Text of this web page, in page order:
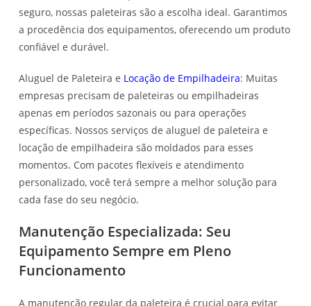
seguro, nossas paleteiras são a escolha ideal. Garantimos
a procedência dos equipamentos, oferecendo um produto
confiável e durável.
Aluguel de Paleteira e Locação de Empilhadeira: Muitas
empresas precisam de paleteiras ou empilhadeiras
apenas em períodos sazonais ou para operações
específicas. Nossos serviços de aluguel de paleteira e
locação de empilhadeira são moldados para esses
momentos. Com pacotes flexíveis e atendimento
personalizado, você terá sempre a melhor solução para
cada fase do seu negócio.
Manutenção Especializada: Seu
Equipamento Sempre em Pleno
Funcionamento
A manutenção regular da paleteira é crucial para evitar